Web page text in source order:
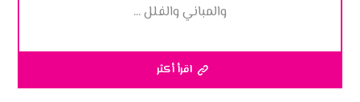
والمباني والفلل ...
اقرأ أكثر